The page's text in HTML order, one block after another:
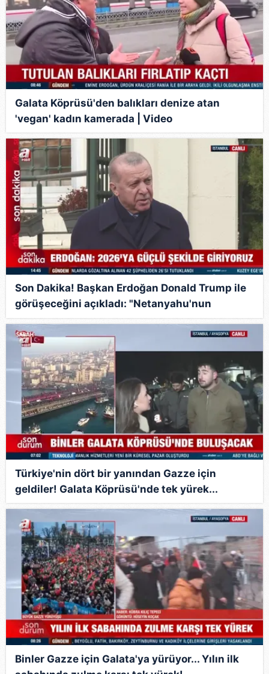
Galata Köprüsü'den balıkları denize atan
'vegan' kadın kamerada | Video
Son Dakika! Başkan Erdoğan Donald Trump ile
görüşeceğini açıkladı: "Netanyahu'nun
yaptıkları yanına kalmayacak!" | Video
Türkiye'nin dört bir yanından Gazze için
geldiler! Galata Köprüsü'nde tek yürek...
Binler Gazze için Galata'ya yürüyor... Yılın ilk